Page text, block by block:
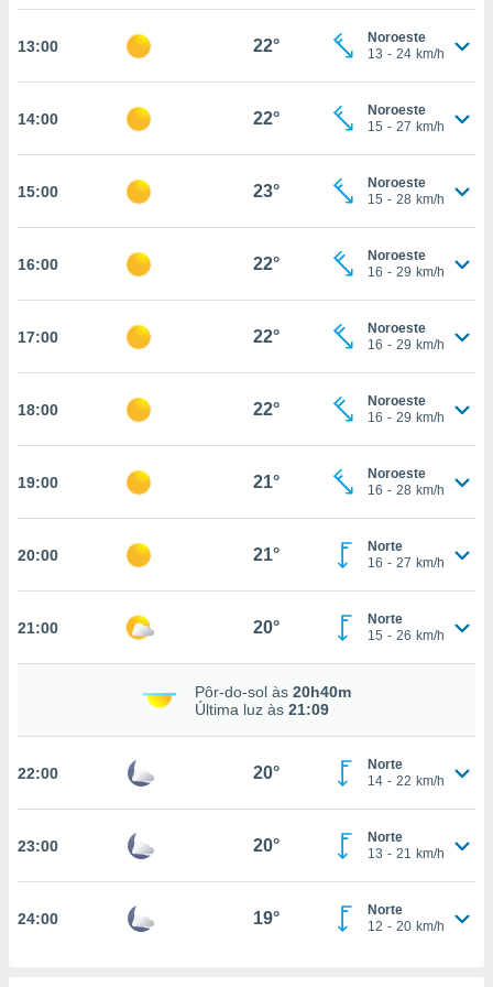
a
a
de que
o
Pode
ao
nós e
este sitio
de
possam
13:00 22°
Noroeste
13 - 24 km/h
14:00 22°
Noroeste
15 - 27 km/h
15:00 23°
Noroeste
15 - 28 km/h
16:00 22°
Noroeste
16 - 29 km/h
17:00 22°
Noroeste
16 - 29 km/h
18:00 22°
Noroeste
16 - 29 km/h
19:00 21°
Noroeste
16 - 28 km/h
20:00 21°
Norte
16 - 27 km/h
21:00 20°
Norte
15 - 26 km/h
Pôr-do-sol às 20h40m
Última luz às 21:09
22:00 20°
Norte
14 - 22 km/h
23:00 20°
Norte
13 - 21 km/h
24:00 19°
Norte
12 - 20 km/h